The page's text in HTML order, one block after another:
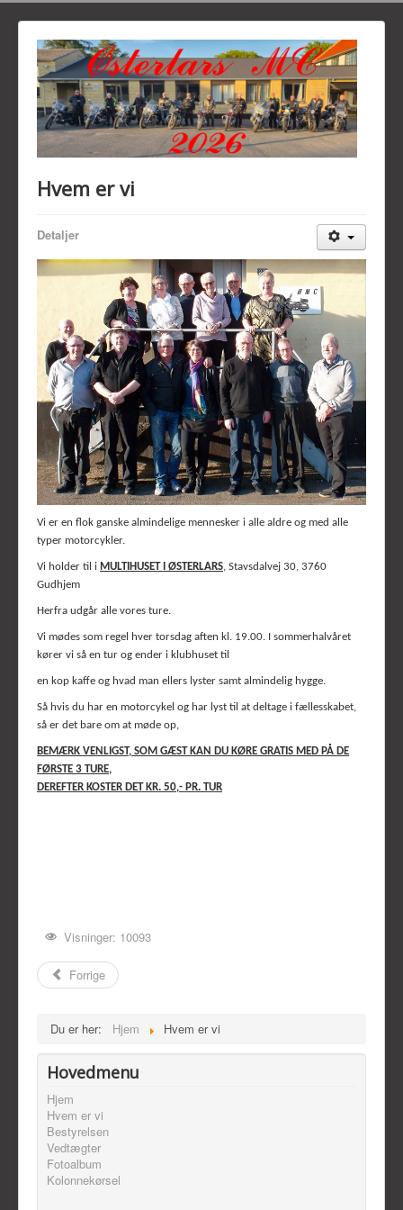
Hvem er vi
Detaljer
Vi er en flok ganske almindelige mennesker i alle aldre og med alle
typer motorcykler.
Vi holder til i MULTIHUSET I ØSTERLARS, Stavsdalvej 30, 3760
Gudhjem
Herfra udgår alle vores ture.
Vi mødes som regel hver torsdag aften kl. 19.00. I sommerhalvåret
kører vi så en tur og ender i klubhuset til
en kop kaffe og hvad man ellers lyster samt almindelig hygge.
Så hvis du har en motorcykel og har lyst til at deltage i fællesskabet,
så er det bare om at møde op,
BEMÆRK VENLIGST, SOM GÆST KAN DU KØRE GRATIS MED PÅ DE
FØRSTE 3 TURE,
DEREFTER KOSTER DET KR. 50,- PR. TUR
Visninger: 10093
Forrige
Du er her: Hjem Hvem er vi
Hovedmenu
Hjem
Hvem er vi
Bestyrelsen
Vedtægter
Fotoalbum
Kolonnekørsel